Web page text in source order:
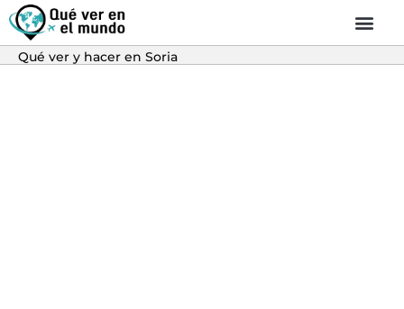
Qué ver y hacer en Soria